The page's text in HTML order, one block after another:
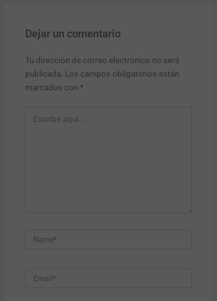
Dejar un comentario
Tu dirección de correo electrónico no será
publicada. Los campos obligatorios están
marcados con *
aquí...